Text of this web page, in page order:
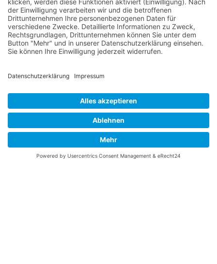
Kontakt
Impressum
Datenschutzerklärung
B-17 Fan Store
Links
Gefällt Ihnen diese Website über die B-17 Flying
Fortress? Ich könnte Ihnen helfen, die Informationen
zu finden, die Sie suchen? Ich würde mich sehr
freuen, wenn Sie meine Arbeit jetzt mit
unterstützen!